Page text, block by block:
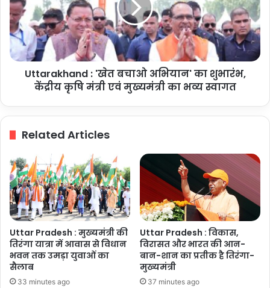
अभियान'
का
शुभारंभ,
केंद्रीय
कृषि
स्वागत
Uttarakhand : 'खेत बचाओ अभियान' का शुभारंभ,
केंद्रीय कृषि मंत्री एवं मुख्यमंत्री का भव्य स्वागत
Related Articles
Uttar Pradesh : मुख्यमंत्री की
तिरंगा यात्रा में आवास से विधान
भवन तक उमड़ा युवाओं का
सैलाब
33 minutes ago
Uttar Pradesh : विकास,
विरासत और भारत की आन-
बान-शान का प्रतीक है तिरंगा-
मुख्यमंत्री
37 minutes ago